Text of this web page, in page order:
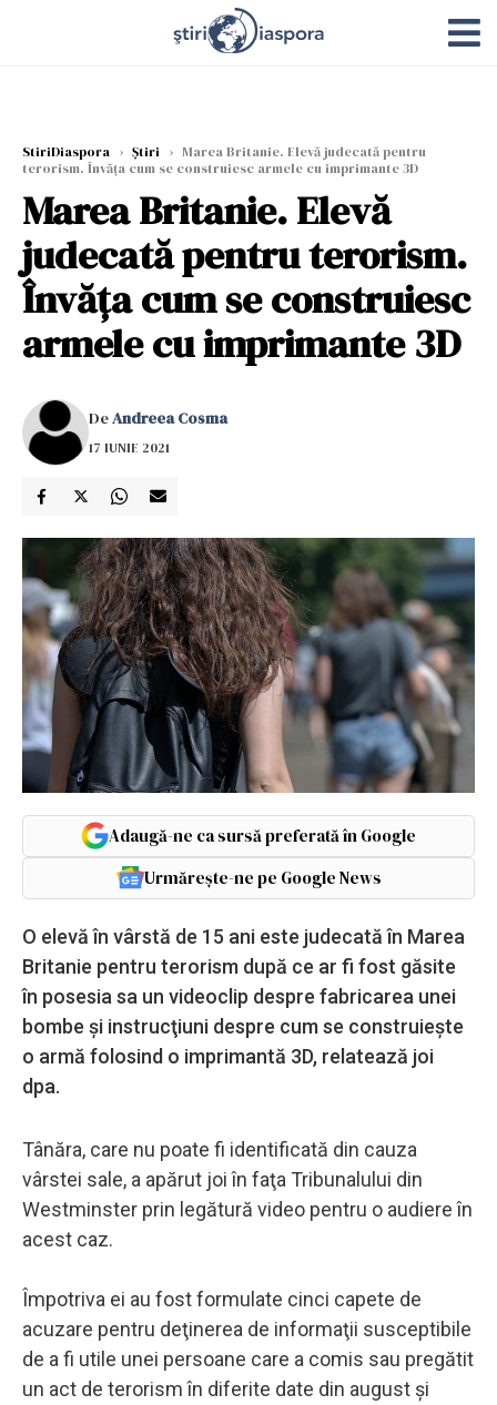
StiriDiaspora › Știri › Marea Britanie. Elevă judecată pentru
terorism. Învăţa cum se construiesc armele cu imprimante 3D
Marea Britanie. Elevă
judecată pentru terorism.
Învăţa cum se construiesc
armele cu imprimante 3D
DeAndreea Cosma
17 IUNIE 2021
Adaugă-ne ca sursă preferată în Google
Urmărește-ne pe Google News
O elevă în vârstă de 15 ani este judecată în Marea
Britanie pentru terorism după ce ar fi fost găsite
în posesia sa un videoclip despre fabricarea unei
bombe şi instrucţiuni despre cum se construieşte
o armă folosind o imprimantă 3D, relatează joi
dpa.
Tânăra, care nu poate fi identificată din cauza
vârstei sale, a apărut joi în faţa Tribunalului din
Westminster prin legătură video pentru o audiere în
acest caz.
Împotriva ei au fost formulate cinci capete de
acuzare pentru deţinerea de informaţii susceptibile
de a fi utile unei persoane care a comis sau pregătit
un act de terorism în diferite date din august şi